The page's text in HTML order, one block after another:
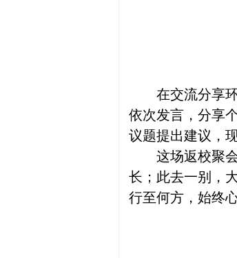
在交流分享
依次发言，分享
议题提出建议，
这场返校聚
长；此去一别，
行至何方，始终